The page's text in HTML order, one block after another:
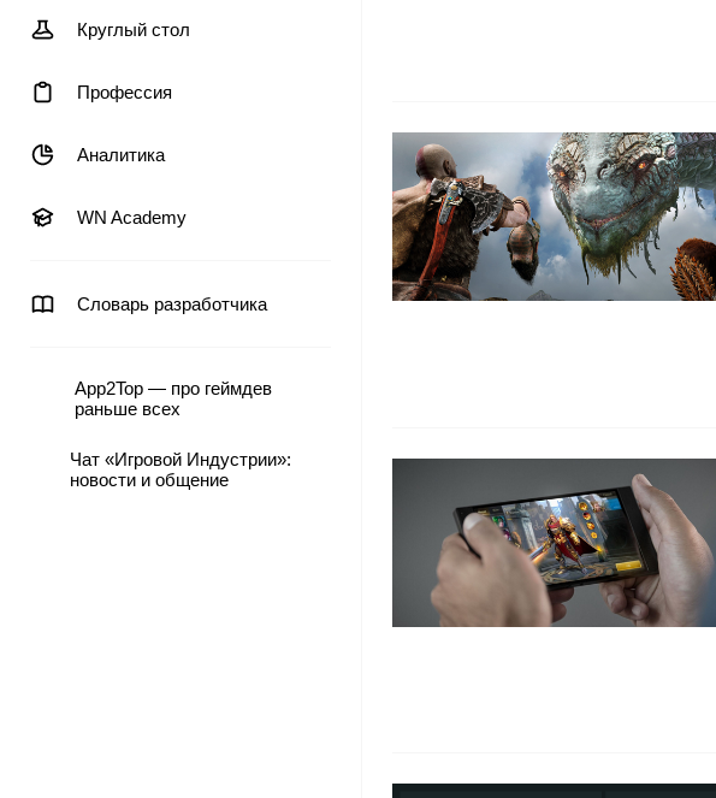
Круглый стол
Профессия
Аналитика
WN Academy
Словарь разработчика
App2Top — про геймдев
раньше всех
Чат «Игровой Индустрии»:
новости и общение